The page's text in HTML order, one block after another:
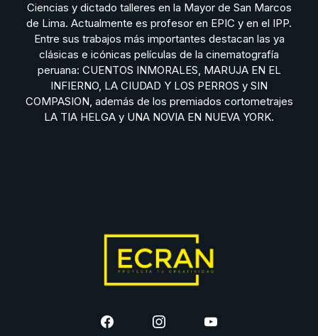
Ciencias y dictado talleres en la Mayor de San Marcos
de Lima. Actualmente es profesor en EPIC y en el IPP.
Entre sus trabajos más importantes destacan las ya
clásicas e icónicas películas de la cinematografía
peruana: CUENTOS INMORALES, MARUJA EN EL
INFIERNO, LA CIUDAD Y LOS PERROS y SIN
COMPASION, además de los premiados cortometrajes
LA TIA HELGA y UNA NOVIA EN NUEVA YORK.